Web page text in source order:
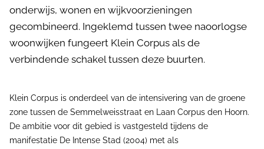
onderwijs, wonen en wijkvoorzieningen
gecombineerd. Ingeklemd tussen twee naoorlogse
woonwijken fungeert Klein Corpus als de
verbindende schakel tussen deze buurten.
Klein Corpus is onderdeel van de intensivering van de groene
zone tussen de Semmelweisstraat en Laan Corpus den Hoorn.
De ambitie voor dit gebied is vastgesteld tijdens de
manifestatie De Intense Stad (2004) met als